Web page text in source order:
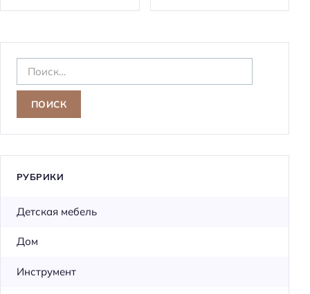
а
и
РУБРИКИ
Детская мебель
Дом
Инструмент